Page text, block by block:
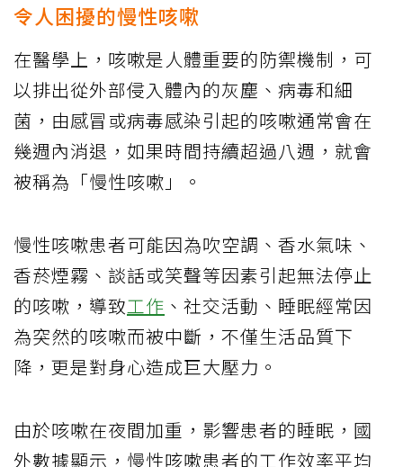
令人困擾的慢性咳嗽
在醫學上，咳嗽是人體重要的防禦機制，可
以排出從外部侵入體內的灰塵、病毒和細
菌，由感冒或病毒感染引起的咳嗽通常會在
幾週內消退，如果時間持續超過八週，就會
被稱為「慢性咳嗽」。
慢性咳嗽患者可能因為吹空調、香水氣味、
香菸煙霧、談話或笑聲等因素引起無法停止
的咳嗽，導致工作 、社交活動、睡眠經常因
為突然的咳嗽而被中斷，不僅生活品質下
降，更是對身心造成巨大壓力。
由於咳嗽在夜間加重，影響患者的睡眠，國
外數據顯示，慢性咳嗽患者的工作效率平均